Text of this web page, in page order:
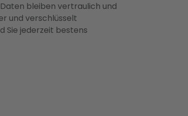
bleiben vertraulich und
und verschlüsselt
Sie jederzeit bestens